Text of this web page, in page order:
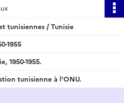
tunisiennes / Tunisie
1955
1950-1955.
tunisienne à l'ONU.